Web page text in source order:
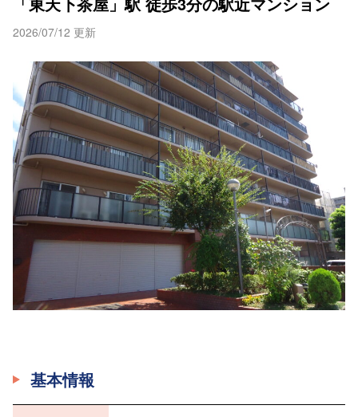
2026/07/12 更新
基本情報